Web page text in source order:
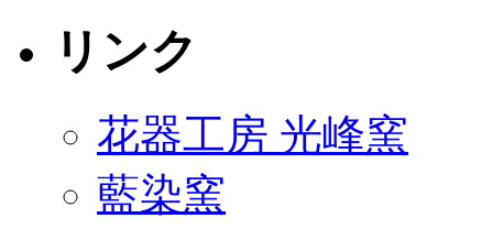
リンク
花器工房 光峰窯
藍染窯